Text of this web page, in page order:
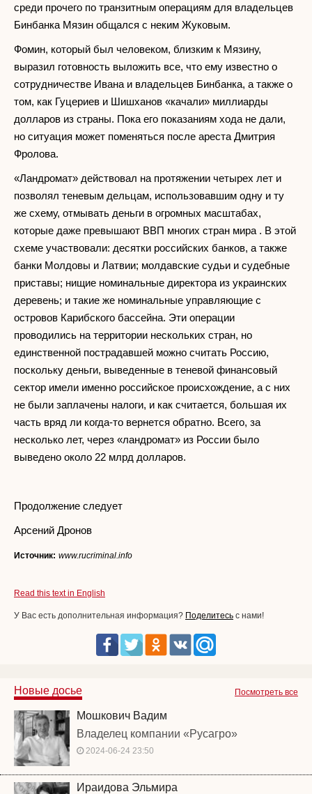
среди прочего по транзитным операциям для владельцев
Бинбанка Мязин общался с неким Жуковым.
Фомин, который был человеком, близким к Мязину,
выразил готовность выложить все, что ему известно о
сотрудничестве Ивана и владельцев Бинбанка, а также о
том, как Гуцериев и Шишханов «качали» миллиарды
долларов из страны. Пока его показаниям хода не дали,
но ситуация может поменяться после ареста Дмитрия
Фролова.
«Ландромат» действовал на протяжении четырех лет и
позволял теневым дельцам, использовавшим одну и ту
же схему, отмывать деньги в огромных масштабах,
которые даже превышают ВВП многих стран мира . В этой
схеме участвовали: десятки российских банков, а также
банки Молдовы и Латвии; молдавские судьи и судебные
приставы; нищие номинальные директора из украинских
деревень; и такие же номинальные управляющие с
островов Карибского бассейна. Эти операции
проводились на территории нескольких стран, но
единственной пострадавшей можно считать Россию,
поскольку деньги, выведенные в теневой финансовый
сектор имели именно российское происхождение, а с них
не были заплачены налоги, и как считается, большая их
часть вряд ли когда-то вернется обратно. Всего, за
несколько лет, через «ландромат» из России было
выведено около 22 млрд долларов.
Продолжение следует
Арсений Дронов
Источник: www.rucriminal.info
Read this text in English
У Вас есть дополнительная информация? Поделитесь с нами!
Посмотреть все
Новые досье
Мошкович Вадим
Владелец компании «Русагро»
2024-06-24 23:50
Ираидова Эльмира